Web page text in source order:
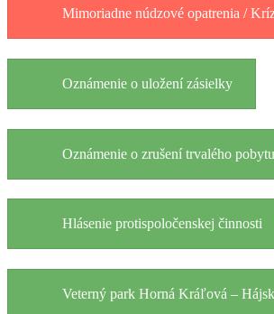
Mimoriadne núdzové opatrenia /
Oznámenie o uložení zásielky
Oznámenie o zrušení trvalého pobytu
Hlásenie protispoločenskej činnosti
Veterný park Horná Kráľová –